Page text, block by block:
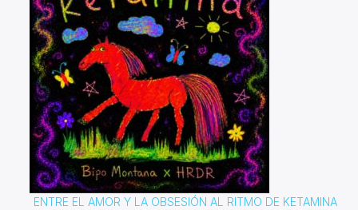
ENTRE EL AMOR Y LA OBSESIÓN AL RITMO DE KETAMINA